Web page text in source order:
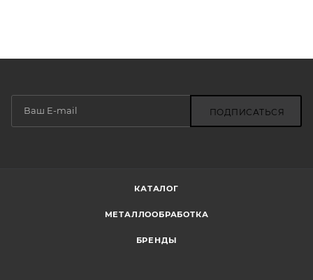
ПОДПИСАТЬСЯ
КАТАЛОГ
МЕТАЛЛООБРАБОТКА
БРЕНДЫ